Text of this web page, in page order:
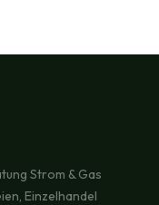
Strom & Gas
Einzelhandel